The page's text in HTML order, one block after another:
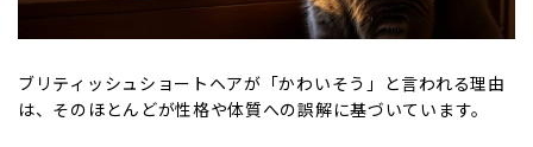
ブリティッシュショートヘアが「かわいそう」と言われる理由
は、そのほとんどが性格や体質への誤解に基づいています。